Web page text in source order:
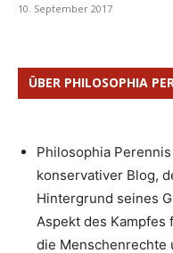
10. September 2017
ÜBER PHILOSOPHIA
Philosophia
konservativer Blog,
Hintergrund seines
Aspekt des
die Menschenrechte